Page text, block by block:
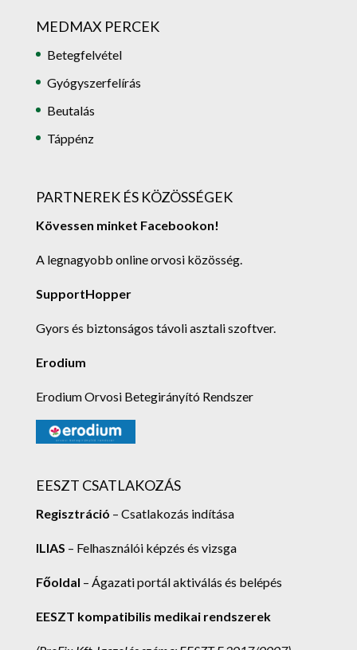
MEDMAX PERCEK
Betegfelvétel
Gyógyszerfelírás
Beutalás
Táppénz
PARTNEREK ÉS KÖZÖSSÉGEK
Kövessen minket Facebookon!
A legnagyobb online orvosi közösség.
SupportHopper
Gyors és biztonságos távoli asztali szoftver.
Erodium
Erodium Orvosi Betegirányító Rendszer
EESZT CSATLAKOZÁS
Regisztráció – Csatlakozás indítása
ILIAS – Felhasználói képzés és vizsga
Főoldal – Ágazati portál aktiválás és belépés
EESZT kompatibilis medikai rendszerek